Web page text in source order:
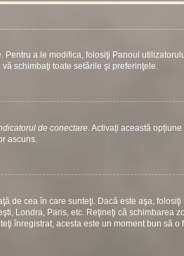
a le modifica, folosiţi Panoul
schimbaţi toate setările şi preferinţele.
de conectare. Activați această
ascuns.
de cea în care sunteţi. Dacă este aşa,
Londra, Paris, etc. Reţineţi că schimbarea
înregistrat, acesta este un moment bun să o